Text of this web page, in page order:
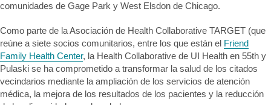
comunidades de Gage Park y West Elsdon de Chicago.
Como parte de la Asociación de Health Collaborative TARGET (que
reúne a siete socios comunitarios, entre los que están el Friend
Family Health Center, la Health Collaborative de UI Health en 55th y
Pulaski se ha comprometido a transformar la salud de los citados
vecindarios mediante la ampliación de los servicios de atención
médica, la mejora de los resultados de los pacientes y la reducción